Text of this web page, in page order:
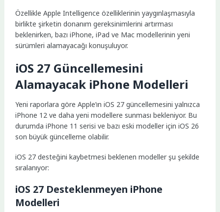
Özellikle Apple Intelligence özelliklerinin yaygınlaşmasıyla
birlikte şirketin donanım gereksinimlerini artırması
beklenirken, bazı iPhone, iPad ve Mac modellerinin yeni
sürümleri alamayacağı konuşuluyor.
iOS 27 Güncellemesini
Alamayacak iPhone Modelleri
Yeni raporlara göre Apple’ın iOS 27 güncellemesini yalnızca
iPhone 12 ve daha yeni modellere sunması bekleniyor. Bu
durumda iPhone 11 serisi ve bazı eski modeller için iOS 26
son büyük güncelleme olabilir.
iOS 27 desteğini kaybetmesi beklenen modeller şu şekilde
sıralanıyor:
iOS 27 Desteklenmeyen iPhone
Modelleri